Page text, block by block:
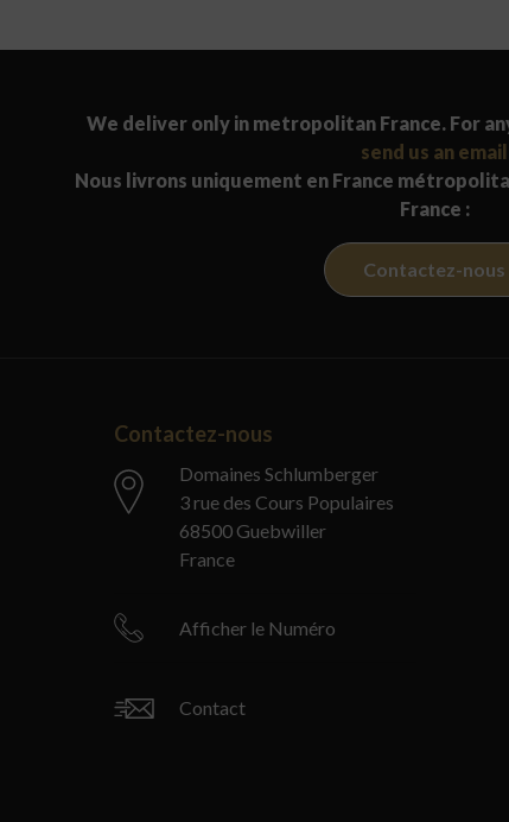
We deliver only in metropolitan France. For
send us an email
Nous livrons uniquement en France
France :
Contactez-nous
Contactez-nous
Domaines Schlumberger
3 rue des Cours Populaires
68500 Guebwiller
France
Afficher le Numéro
Contact